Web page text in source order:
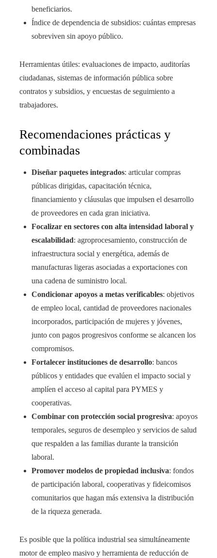
beneficiarios.
Índice de dependencia de subsidios: cuántas empresas
sobreviven sin apoyo público.
Herramientas útiles: evaluaciones de impacto, auditorías
ciudadanas, sistemas de información pública sobre
contratos y subsidios, y encuestas de seguimiento a
trabajadores.
Recomendaciones prácticas y
combinadas
Diseñar paquetes integrados: articular compras
públicas dirigidas, capacitación técnica,
financiamiento y cláusulas que impulsen el desarrollo
de proveedores en cada gran iniciativa.
Focalizar en sectores con alta intensidad laboral y
escalabilidad: agroprocesamiento, construcción de
infraestructura social y energética, además de
manufacturas ligeras asociadas a exportaciones con
una cadena de suministro local.
Condicionar apoyos a metas verificables: objetivos
de empleo local, cantidad de proveedores nacionales
incorporados, participación de mujeres y jóvenes,
junto con pagos progresivos conforme se alcancen los
compromisos.
Fortalecer instituciones de desarrollo: bancos
públicos y entidades que evalúen el impacto social y
amplíen el acceso al capital para PYMES y
cooperativas.
Combinar con protección social progresiva: apoyos
temporales, seguros de desempleo y servicios de salud
que respalden a las familias durante la transición
laboral.
Promover modelos de propiedad inclusiva: fondos
de participación laboral, cooperativas y fideicomisos
comunitarios que hagan más extensiva la distribución
de la riqueza generada.
Es posible que la política industrial sea simultáneamente
motor de empleo masivo y herramienta de reducción de